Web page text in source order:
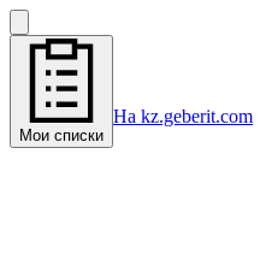
Мои списки
На kz.geberit.com